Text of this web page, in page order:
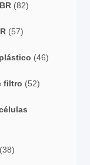
(82)
(57)
(46)
filtro (52)
(38)